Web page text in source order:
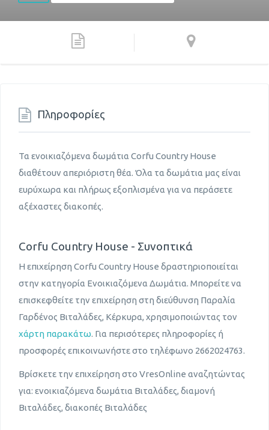
Πληροφορίες
Τα ενοικιαζόμενα δωμάτια Corfu Country House
διαθέτουν απεριόριστη θέα. Όλα τα δωμάτια μας είναι
ευρύχωρα και πλήρως εξοπλισμένα για να περάσετε
αξέχαστες διακοπές.
Corfu Country House - Συνοπτικά
Η επιχείρηση Corfu Country House δραστηριοποιείται
στην κατηγορία Ενοικιαζόμενα Δωμάτια. Μπορείτε να
επισκεφθείτε την επιχείρηση στη διεύθυνση Παραλία
Γαρδένος Βιταλάδες, Κέρκυρα, χρησιμοποιώντας τον
χάρτη παρακάτω. Για περισότερες πληροφορίες ή
προσφορές επικοινωνήστε στο τηλέφωνο 2662024763.
Βρίσκετε την επιχείρηση στο VresOnline αναζητώντας
για: ενοικιαζόμενα δωμάτια Βιταλάδες, διαμονή
Βιταλάδες, διακοπές Βιταλάδες